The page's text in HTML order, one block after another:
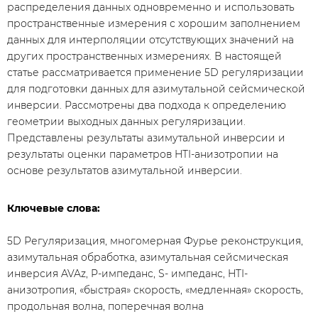
распределения данных одновременно и использовать
пространственные измерения с хорошим заполнением
данных для интерполяции отсутствующих значений на
других пространственных измерениях. В настоящей
статье рассматривается применение 5D регуляризации
для подготовки данных для азимутальной сейсмической
инверсии. Рассмотрены два подхода к определению
геометрии выходных данных регуляризации.
Представлены результаты азимутальной инверсии и
результаты оценки параметров HTI-анизотропии на
основе результатов азимутальной инверсии.
Ключевые слова:
5D Регуляризация, многомерная Фурье реконструкция,
азимутальная обработка, азимутальная сейсмическая
инверсия AVAz, P-импеданс, S- импеданс, HTI-
анизотропия, «быстрая» скорость, «медленная» скорость,
продольная волна, поперечная волна